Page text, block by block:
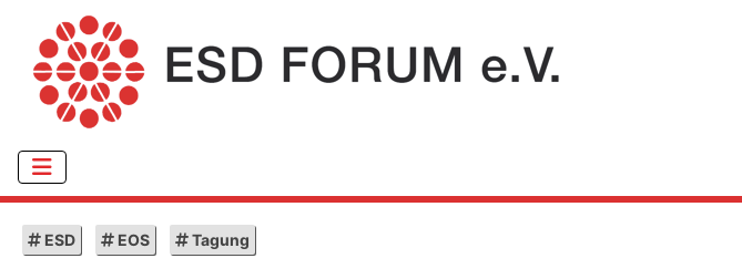
ESD EOS Tagung